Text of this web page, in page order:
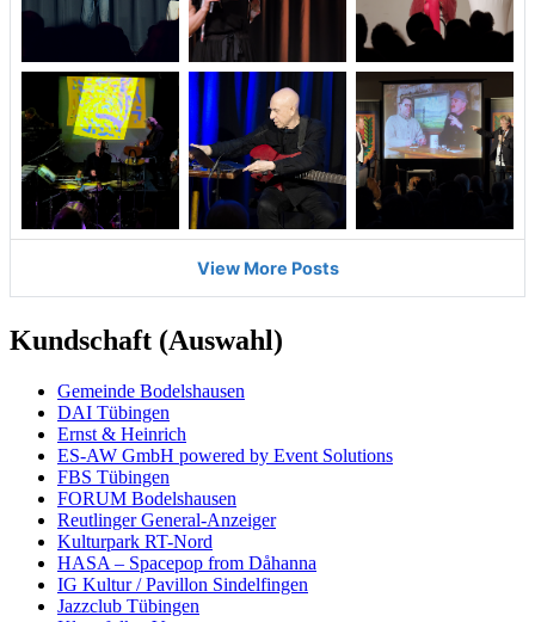
Kundschaft (Auswahl)
Ge­mein­de Bodels­hau­sen
DAI Tü­bing­en
Ernst & Hein­rich
ES-AW GmbH powered by Event So­lu­tions
FBS Tü­bingen
FO­RUM Bodels­hau­sen
Reut­linger Ge­ne­ral-An­zei­ger
Kultur­park RT-Nord
HASA – Spacepop from Dåhanna
IG Kultur / Pavillon Sindel­fingen
Jazz­club Tü­bingen